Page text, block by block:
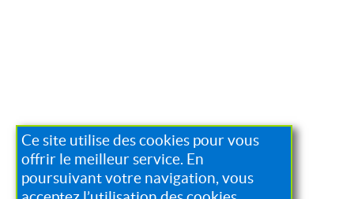
Ce site utilise des cookies pour vous
offrir le meilleur service. En
poursuivant votre navigation, vous